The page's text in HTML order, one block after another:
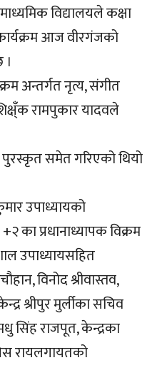
विद्यालयले कक्षा
आज वीरगंजको
अन्तर्गत नृत्य, संगीत
रामपुकार यादवले
पुरस्कृत समेत गरिएको थियो
उपाध्यायको
का प्रधानाध्यापक विक्रम
उपाध्यायसहित
विनोद श्रीवास्तव,
श्रीपुर मुर्लीका सचिव
सिंह राजपूत, केन्द्रका
रायलगायतको